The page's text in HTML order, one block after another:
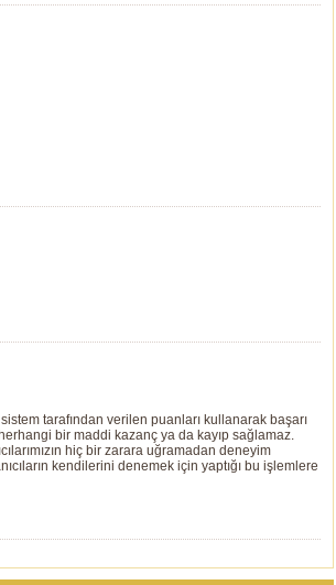
tarafından verilen puanları kullanarak başarı
bir maddi kazanç ya da kayıp sağlamaz.
hiç bir zarara uğramadan deneyim
kendilerini denemek için yaptığı bu işlemlere